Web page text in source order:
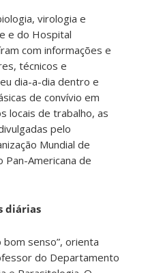
virologia e
e do Hospital
com informações e
técnicos e
dia-a-dia dentro e
de convívio em
locais de trabalho, as
pelo
Mundial de
Pan-Americana de
diárias
bom senso”, orienta
do Departamento